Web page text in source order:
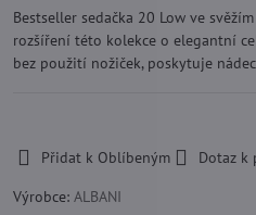
Bestseller sedačka 20 Low ve
rozšíření této kolekce o elegantní
bez použití nožiček, poskytuje
Přidat k Oblíbeným
Dotaz k
Výrobce: ALBANI